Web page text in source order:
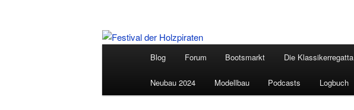
Zum
primären
Blog Forum Bootsmarkt Die Klassikerregatta
Neubau 2024 Modellbau Podcasts Logbuch